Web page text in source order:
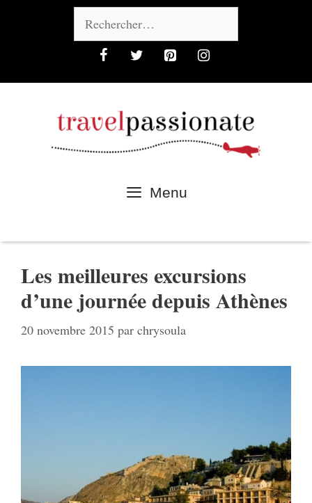
Menu
Les meilleures excursions
d’une journée depuis Athènes
20 novembre 2015 par chrysoula